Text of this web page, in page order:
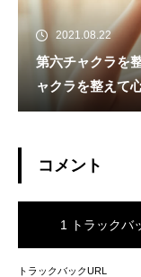
2021.08.22
第六チャクラを
ャクラを整えて
コメント
1 トラックバ
トラックバックURL